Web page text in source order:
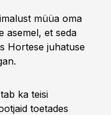
müüa oma
asemel, et seda
Hortese juhatuse
ka teisi
toetades